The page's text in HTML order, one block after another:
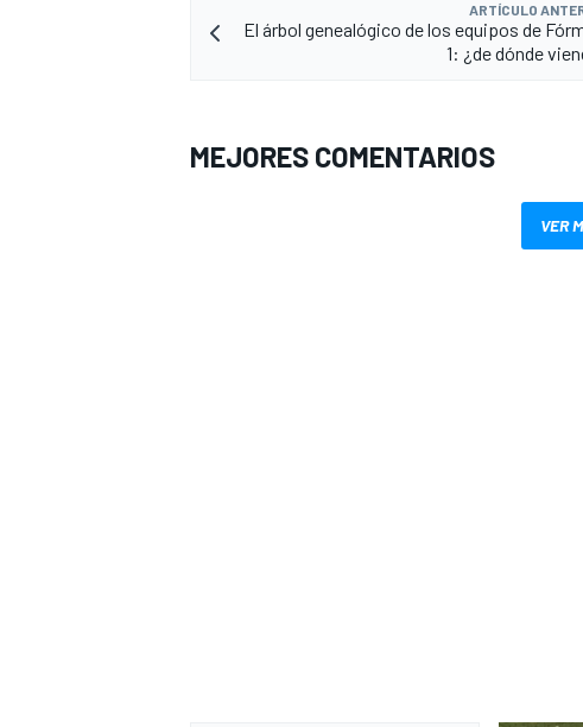
ARTÍCULO
El árbol genealógico de los equipos de
1: ¿de dónde
MEJORES COMENTARIOS
VER